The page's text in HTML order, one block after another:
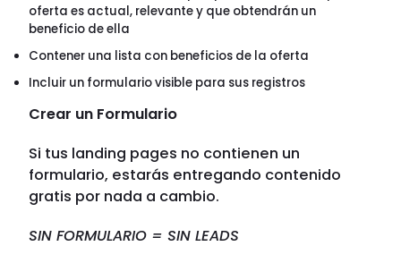
oferta es actual, relevante y que obtendrán un
beneficio de ella
Contener una lista con beneficios de la oferta
Incluir un formulario visible para sus registros
Crear un Formulario
Si tus landing pages no contienen un
formulario, estarás entregando contenido
gratis por nada a cambio.
SIN FORMULARIO = SIN LEADS